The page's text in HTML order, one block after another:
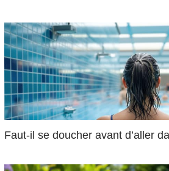
Faut-il se doucher avant d’aller